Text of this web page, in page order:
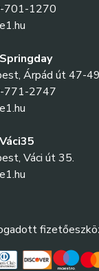
701-1270
Árpád út 47-
771-2747
Váci út 35.